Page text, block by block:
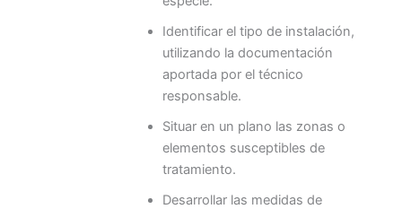
Identificar el tipo de instalación,
utilizando la documentación
aportada por el técnico
responsable.
Situar en un plano las zonas o
elementos susceptibles de
tratamiento.
Desarrollar las medidas de